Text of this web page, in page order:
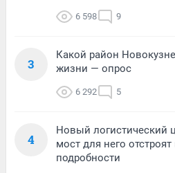
6 598 9
3
Какой район
жизни — опрос
6 292 5
4
Новый логистический
мост для него
подробности